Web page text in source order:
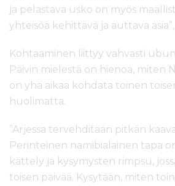
ja pelastava usko on myös
yhteisöä kehittävä ja auttava asia”,
Kohtaaminen liittyy vahvasti
Päivin mielestä on hienoa, miten
on yhä aikaa kohdata toinen
huolimatta.
”Arjessa tervehditään pitkän
Perinteinen namibialainen tapa
kättely ja kysymysten rimpsu,
toisen päivää. Kysytään, miten